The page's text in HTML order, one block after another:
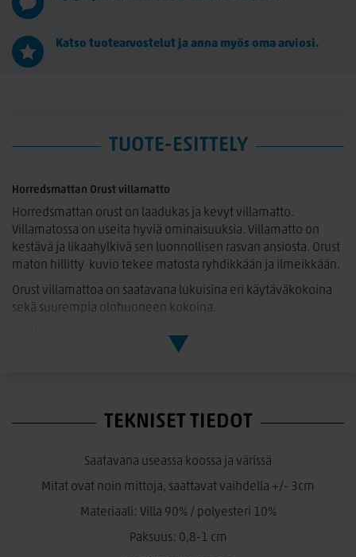
Katso tuotearvostelut ja anna myös oma arviosi.
TUOTE-ESITTELY
Horredsmattan Orust villamatto
Horredsmattan orust on laadukas ja kevyt villamatto.
Villamatossa on useita hyviä ominaisuuksia. Villamatto on
kestävä ja likaahylkivä sen luonnollisen rasvan ansiosta. Orust
maton hillitty kuvio tekee matosta ryhdikkään ja ilmeikkään.
Orust villamattoa on saatavana lukuisina eri käytäväkokoina
sekä suurempia olohuoneen kokoina.
Horredsmattan matot ovat täynnä perinteitä ja klassista
asioita. Matoista on syntynyt designklassikko jo vuodesta
lähetyksen, joka ei mennyt kaupaksi . Veljekset silppusivat ne
ja alkoivat kutoa mattoja suikaleista. Näin syntyi laadukas ja
TEKNISET TIEDOT
Saatavana useassa koossa ja värissä
Mitat ovat noin mittoja, saattavat vaihdella +/- 3cm
Materiaali: Villa 90% / polyesteri 10%
Paksuus: 0,8-1 cm